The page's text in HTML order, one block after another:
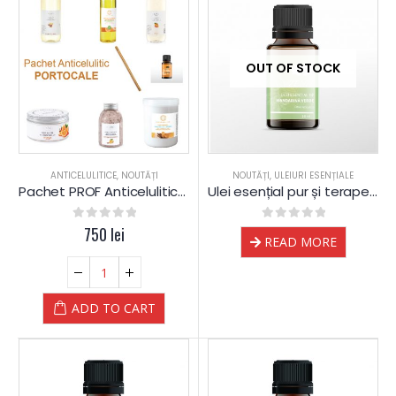
ANTICELULITICE, NOUTĂȚI
Pachet PROF Anticelulitic PORTOCALE
out of 5
750 lei
ADD TO CART
OUT OF STOCK
NOUTĂȚI, ULEIURI ESENȚIALE
Ulei esențial pur și terapeutic de Mandarină verde
0out of 5
READ MORE